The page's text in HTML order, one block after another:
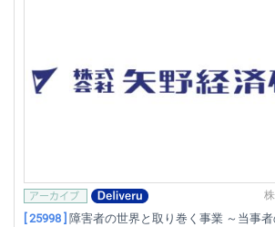
[ 25998 ] 障害者の世界と取り巻く事業 ～当事